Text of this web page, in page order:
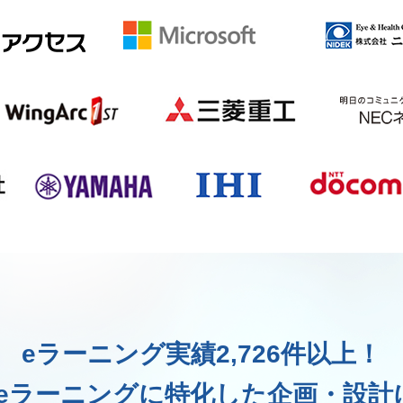
eラーニング実績2,726件以上！
ラーニングに特化した企画・設計